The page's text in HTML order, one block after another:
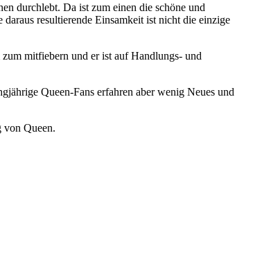
durchlebt. Da ist zum einen die schöne und
resultierende Einsamkeit ist nicht die einzige
mitfiebern und er ist auf Handlungs- und
Queen-Fans erfahren aber wenig Neues und
von Queen.